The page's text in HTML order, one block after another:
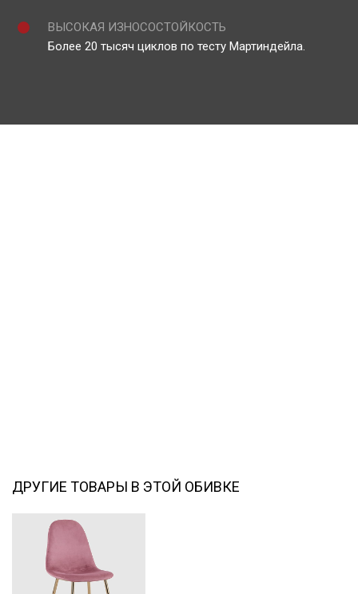
ВЫСОКАЯ ИЗНОСОСТОЙКОСТЬ
Более 20 тысяч циклов по тесту Мартиндейла.
ДРУГИЕ ТОВАРЫ В ЭТОЙ ОБИВКЕ